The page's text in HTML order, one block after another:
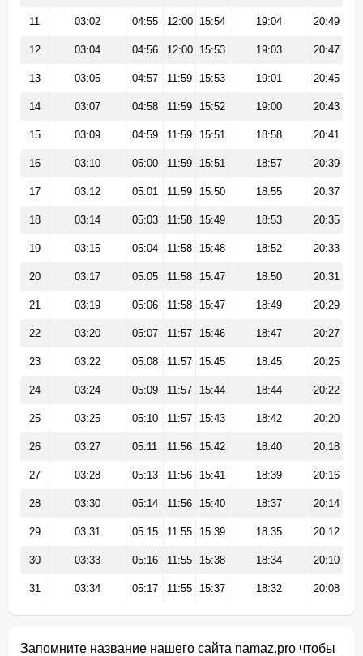
11 03:02 04:55 12:00 15:54 19:04 20:49
12 03:04 04:56 12:00 15:53 19:03 20:47
13 03:05 04:57 11:59 15:53 19:01 20:45
14 03:07 04:58 11:59 15:52 19:00 20:43
15 03:09 04:59 11:59 15:51 18:58 20:41
16 03:10 05:00 11:59 15:51 18:57 20:39
17 03:12 05:01 11:59 15:50 18:55 20:37
18 03:14 05:03 11:58 15:49 18:53 20:35
19 03:15 05:04 11:58 15:48 18:52 20:33
20 03:17 05:05 11:58 15:47 18:50 20:31
21 03:19 05:06 11:58 15:47 18:49 20:29
22 03:20 05:07 11:57 15:46 18:47 20:27
23 03:22 05:08 11:57 15:45 18:45 20:25
24 03:24 05:09 11:57 15:44 18:44 20:22
25 03:25 05:10 11:57 15:43 18:42 20:20
26 03:27 05:11 11:56 15:42 18:40 20:18
27 03:28 05:13 11:56 15:41 18:39 20:16
28 03:30 05:14 11:56 15:40 18:37 20:14
29 03:31 05:15 11:55 15:39 18:35 20:12
30 03:33 05:16 11:55 15:38 18:34 20:10
31 03:34 05:17 11:55 15:37 18:32 20:08
Запомните название нашего сайта namaz.pro чтобы